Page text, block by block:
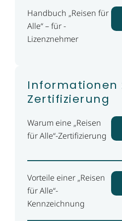
Handbuch „Reisen für
Alle“ – für ­
Lizenznehmer
Informationen
Zertifizierung
Warum eine „Reisen
für Alle“-Zertifizierung
Vorteile einer „Reisen
für Alle“-
Kennzeichnung